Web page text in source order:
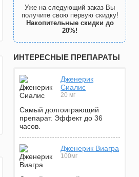
Уже на следующий заказ Вы
получите свою первую скидку!
Накопительные скидки до
20%!
ИНТЕРЕСНЫЕ ПРЕПАРАТЫ
Дженерик
Сиалис
20 мг
Самый долгоиграющий
препарат. Эффект до 36
часов.
Дженерик Виагра
100мг